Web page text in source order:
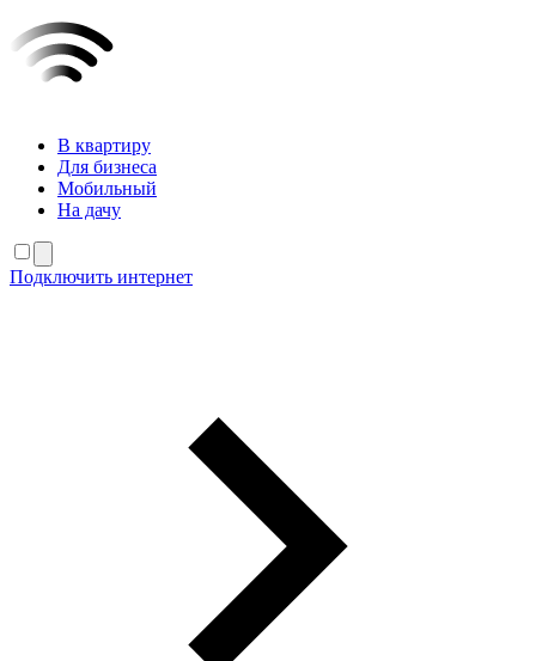
В квартиру
Для бизнеса
Мобильный
На дачу
Подключить интернет